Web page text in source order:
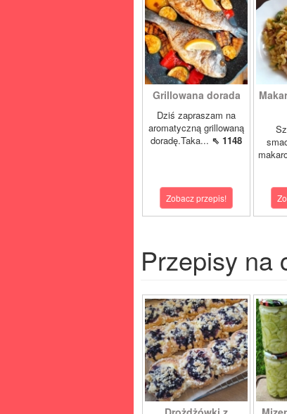
Grillowana dorada
Dziś zapraszam na
aromatyczną grillowaną
doradę.Taka... ⇖ 1148
Zobacz przepis!
Przepisy na